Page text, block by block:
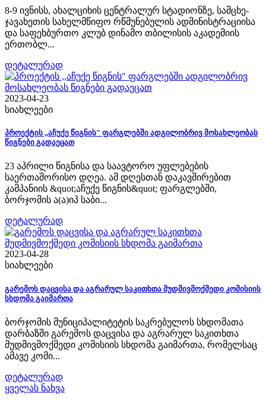
8-9 ივნისს, ახალციხის ცენტრალურ სტადიონზე, სამცხე-
ჯავახეთის სახელმწიფო რწმუნებულის ადმინისტრაციისა
და საფეხბურთო კლუბ დინამო თბილისის აკადემიის
ერთობლ...
დეტალურად
2023-04-23
სიახლეები
პროექტის ,,აჩუქე წიგნის" ფარგლებში ადგილობრივ მოსახლეობას
წიგნები გადაეცათ
23 აპრილი წიგნისა და საავტორო უფლებების
საერთაშორისო დღეა. ამ დღესთან დაკავშირებით
კამპანიის &quot;აჩუქე წიგნის&quot; ფარგლებში,
ბორჯომის ა(ა)იპ საბი...
დეტალურად
2023-04-28
სიახლეები
გარემოს დაცვისა და აგრარულ საკითხთა მუდმივმოქმედი კომისიის
სხდომა გაიმართა
ბორჯომის მუნიციპალიტეტის საკრებულოს სხდომათა
დარბაზში გარემოს დაცვისა და აგრარულ საკითხთა
მუდმივმოქმედი კომისიის სხდომა გაიმართა, რომელსაც
ამავე კომი...
დეტალურად
ყველას ნახვა